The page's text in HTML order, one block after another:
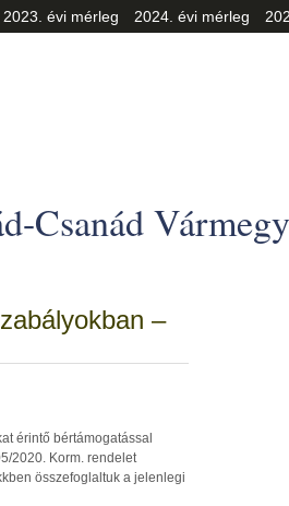
2023. évi mérleg 2024. évi mérleg
Csanád
–
érintő bértámogatással
2020. Korm. rendelet
összefoglaltuk a jelenlegi